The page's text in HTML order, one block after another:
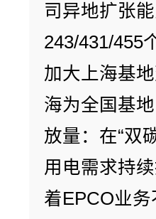
司异地扩张
243/431/455
加大上海基
海为全国基
放量：在“双
用电需求持
着EPCO业